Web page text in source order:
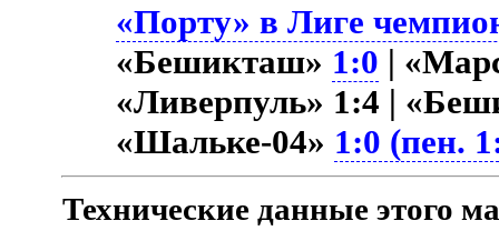
«Порту» в Лиге
«Бешикташ» 1:0 |
«Ливерпуль» 1:4 |
«Шальке-04» 1:0 (пен.
Технические данные этого